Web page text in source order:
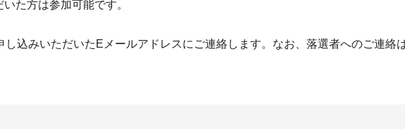
た方は参加可能です。
込みいただいたEメールアドレスにご連絡します。なお、落選者へのご連絡